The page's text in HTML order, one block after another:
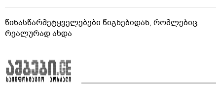
წინასწარმეტყველებები წიგნებიდან, რომლებიც
რეალურად ახდა